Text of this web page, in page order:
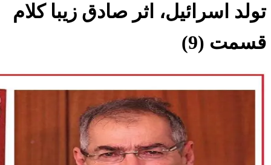
تولد اسرائیل، اثر صادق زیبا کلام
قسمت (9)